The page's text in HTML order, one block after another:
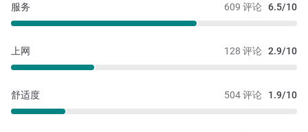
609 评论 6.5/10
服务
128 评论 2.9/10
上网
504 评论 1.9/10
舒适度